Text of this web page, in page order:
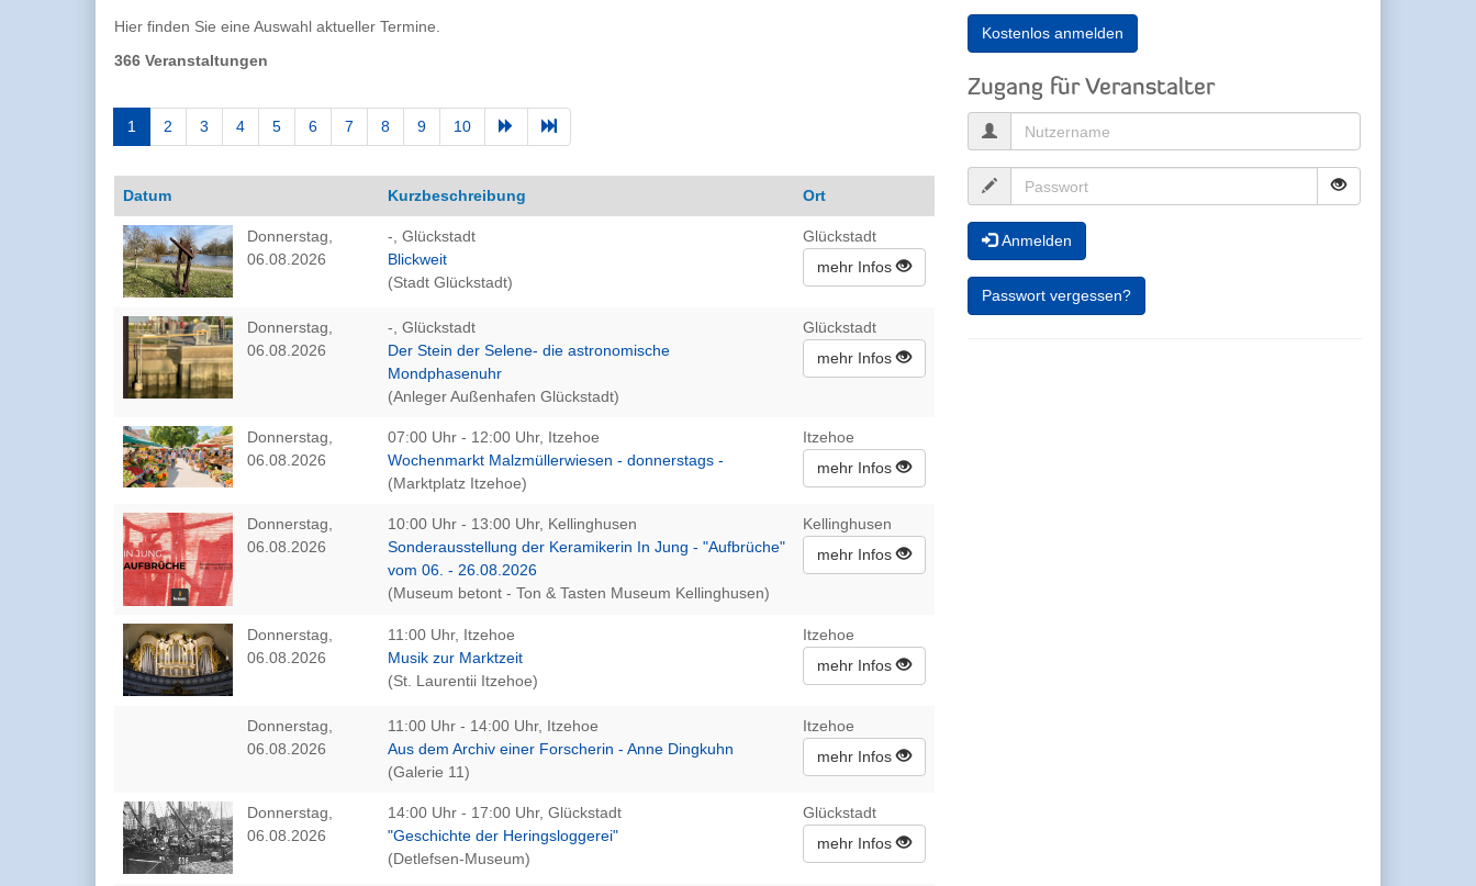
Hier finden Sie eine Auswahl aktueller Termine.
366 Veranstaltungen
1 2 3 4 5 6 7 8 9 10
Datum Kurzbeschreibung Ort
Donnerstag,
06.08.2026
-, Glückstadt
Blickweit
(Stadt Glückstadt)
Glückstadt
mehr Infos
Donnerstag,
06.08.2026
-, Glückstadt
Der Stein der Selene- die astronomische
Mondphasenuhr
(Anleger Außenhafen Glückstadt)
Glückstadt
mehr Infos
Donnerstag,
06.08.2026
07:00 Uhr - 12:00 Uhr, Itzehoe
Wochenmarkt Malzmüllerwiesen - donnerstags -
(Marktplatz Itzehoe)
Itzehoe
mehr Infos
Donnerstag,
06.08.2026
10:00 Uhr - 13:00 Uhr, Kellinghusen
Sonderausstellung der Keramikerin In Jung - "Aufbrüche"
vom 06. - 26.08.2026
(Museum betont - Ton & Tasten Museum Kellinghusen)
Kellinghusen
mehr Infos
Donnerstag,
06.08.2026
11:00 Uhr, Itzehoe
Musik zur Marktzeit
(St. Laurentii Itzehoe)
Itzehoe
mehr Infos
Donnerstag,
06.08.2026
11:00 Uhr - 14:00 Uhr, Itzehoe
Aus dem Archiv einer Forscherin - Anne Dingkuhn
(Galerie 11)
Itzehoe
mehr Infos
Donnerstag,
06.08.2026
14:00 Uhr - 17:00 Uhr, Glückstadt
"Geschichte der Heringsloggerei"
(Detlefsen-Museum)
Glückstadt
mehr Infos
Kostenlos anmelden
Zugang für Veranstalter
Anmelden
Passwort vergessen?